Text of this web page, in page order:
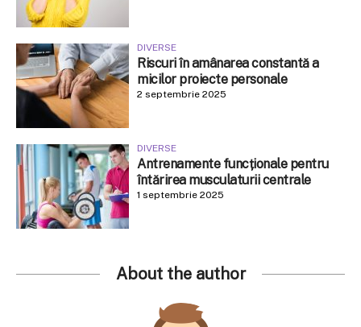
DIVERSE
Riscuri în amânarea constantă a
micilor proiecte personale
2 septembrie 2025
DIVERSE
Antrenamente funcționale pentru
întărirea musculaturii centrale
1 septembrie 2025
About the author